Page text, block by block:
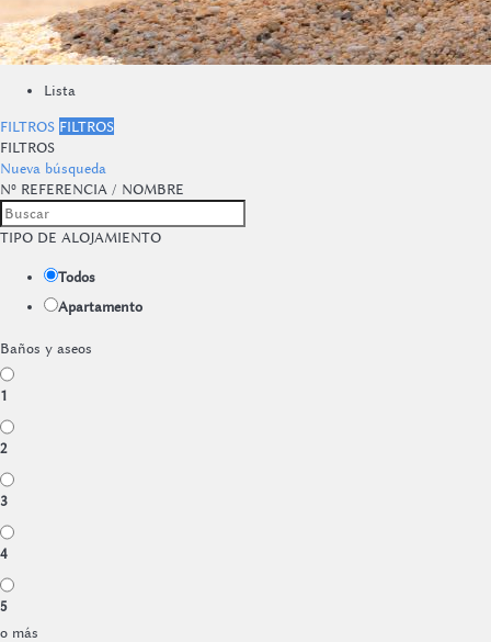
Lista
FILTROS FILTROS
FILTROS
Nueva búsqueda
Nº REFERENCIA / NOMBRE
TIPO DE ALOJAMIENTO
Todos
Apartamento
Baños y aseos
1
2
3
4
5
o más